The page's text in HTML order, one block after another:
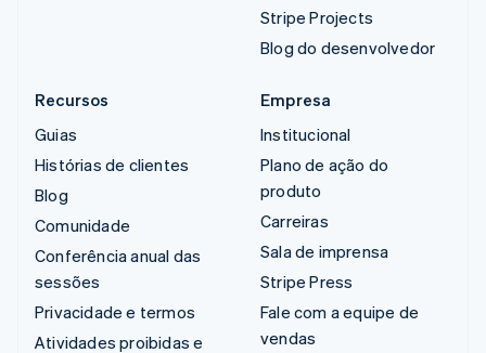
Stripe Projects
Blog do desenvolvedor
Recursos
Guias
Histórias de clientes
Blog
Comunidade
Conferência anual das
sessões
Privacidade e termos
Atividades proibidas e
Empresa
Institucional
Plano de ação do
produto
Carreiras
Sala de imprensa
Stripe Press
Fale com a equipe de
vendas